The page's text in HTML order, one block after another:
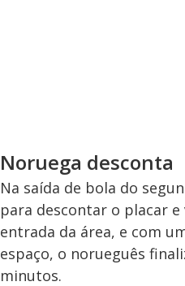
Noruega desconta
Na saída de bola do
para descontar o placar
entrada da área, e com
espaço, o norueguês
minutos.